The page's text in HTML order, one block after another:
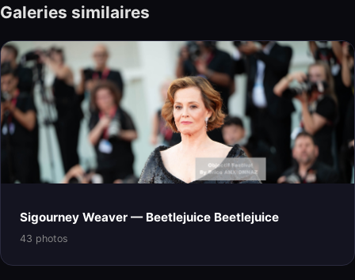
Galeries similaires
Sigourney Weaver — Beetlejuice Beetlejuice
43 photos